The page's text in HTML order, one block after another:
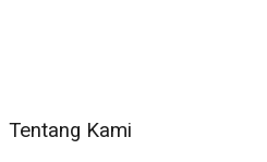
Tentang Kami